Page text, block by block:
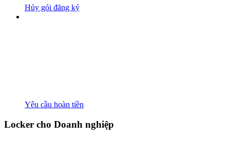
Hủy gói đăng ký
Yêu cầu hoàn tiền
Locker cho Doanh nghiệp